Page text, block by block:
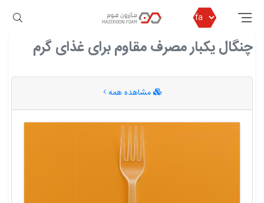
مازرون فوم چنگال یکبار مصرف مقاوم برای غذای گرم
چنگال یکبار مصرف مقاوم برای غذای گرم
مشاهده همه